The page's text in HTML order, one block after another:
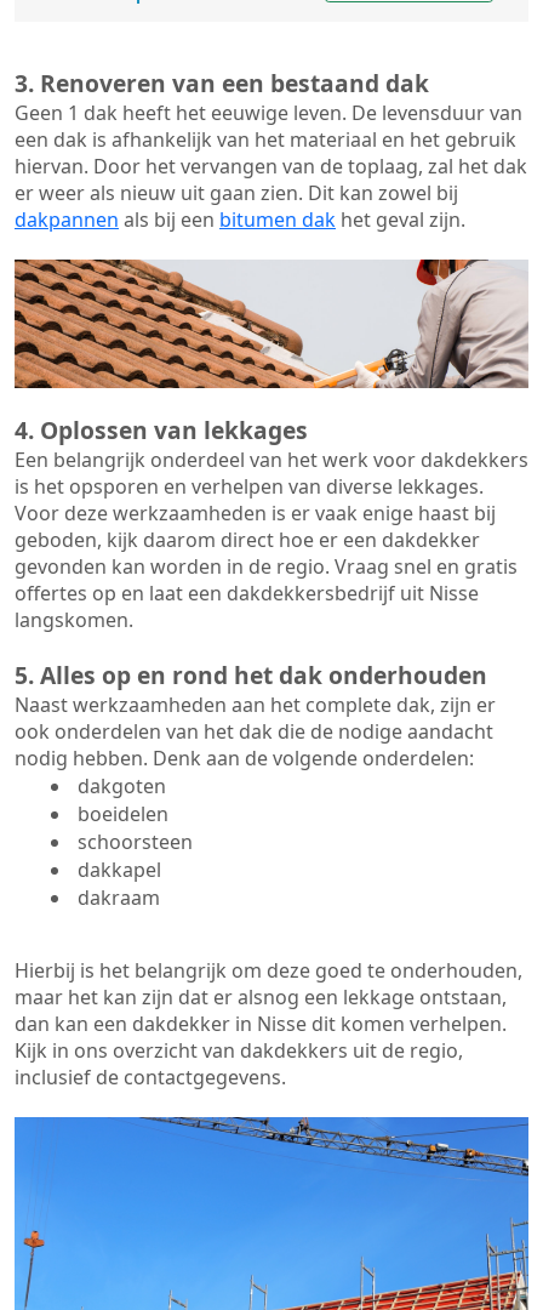
3. Renoveren van een bestaand dak
Geen 1 dak heeft het eeuwige leven. De levensduur van
een dak is afhankelijk van het materiaal en het gebruik
hiervan. Door het vervangen van de toplaag, zal het dak
er weer als nieuw uit gaan zien. Dit kan zowel bij
dakpannen als bij een bitumen dak het geval zijn.
4. Oplossen van lekkages
Een belangrijk onderdeel van het werk voor dakdekkers
is het opsporen en verhelpen van diverse lekkages.
Voor deze werkzaamheden is er vaak enige haast bij
geboden, kijk daarom direct hoe er een dakdekker
gevonden kan worden in de regio. Vraag snel en gratis
offertes op en laat een dakdekkersbedrijf uit Nisse
langskomen.
5. Alles op en rond het dak onderhouden
Naast werkzaamheden aan het complete dak, zijn er
ook onderdelen van het dak die de nodige aandacht
nodig hebben. Denk aan de volgende onderdelen:
dakgoten
boeidelen
schoorsteen
dakkapel
dakraam
Hierbij is het belangrijk om deze goed te onderhouden,
maar het kan zijn dat er alsnog een lekkage ontstaan,
dan kan een dakdekker in Nisse dit komen verhelpen.
Kijk in ons overzicht van dakdekkers uit de regio,
inclusief de contactgegevens.